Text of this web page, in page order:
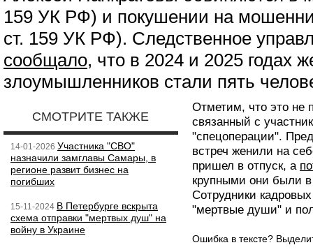
159 УК РФ) и покушении на
ст. 159 УК РФ). Следственное
сообщало, что в 2024 и 2025 годах
злоумышленников стали пять
СМОТРИТЕ ТАКЖЕ
14-01-2026 Участника "СВО"
назначили замглавы Самары, в
регионе развит бизнес на
погибших
15-11-2024 В Петербурге вскрыта
схема отправки "мертвых душ" на
войну в Украине
Отметим, что это не
связанный с
"спецоперации".
встреч женили на
пришел в отпуск, а
крупными они были
Сотрудники
"мертвые души" и
Ошибка в тексте?